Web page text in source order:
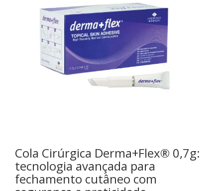
Cola Cirúrgica Derma+Flex® 0,7g:
tecnologia avançada para
fechamento cutâneo com